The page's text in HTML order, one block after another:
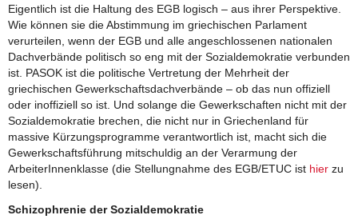
Eigentlich ist die Haltung des EGB logisch – aus ihrer Perspektive.
Wie können sie die Abstimmung im griechischen Parlament
verurteilen, wenn der EGB und alle angeschlossenen nationalen
Dachverbände politisch so eng mit der Sozialdemokratie verbunden
ist. PASOK ist die politische Vertretung der Mehrheit der
griechischen Gewerkschaftsdachverbände – ob das nun offiziell
oder inoffiziell so ist. Und solange die Gewerkschaften nicht mit der
Sozialdemokratie brechen, die nicht nur in Griechenland für
massive Kürzungsprogramme verantwortlich ist, macht sich die
Gewerkschaftsführung mitschuldig an der Verarmung der
ArbeiterInnenklasse (die Stellungnahme des EGB/ETUC ist hier zu
lesen).
Schizophrenie der Sozialdemokratie